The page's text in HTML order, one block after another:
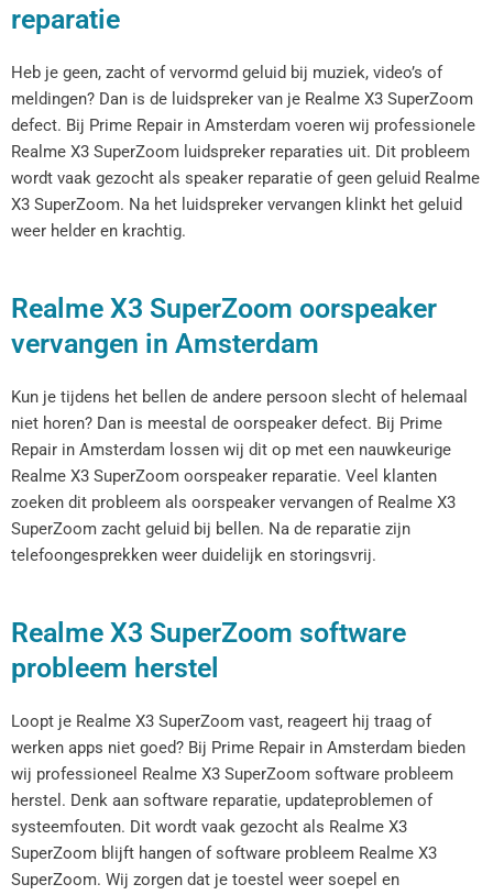
reparatie
Heb je geen, zacht of vervormd geluid bij muziek, video’s of
meldingen? Dan is de luidspreker van je Realme X3 SuperZoom
defect. Bij Prime Repair in Amsterdam voeren wij professionele
Realme X3 SuperZoom luidspreker reparaties uit. Dit probleem
wordt vaak gezocht als speaker reparatie of geen geluid Realme
X3 SuperZoom. Na het luidspreker vervangen klinkt het geluid
weer helder en krachtig.
Realme X3 SuperZoom oorspeaker
vervangen in Amsterdam
Kun je tijdens het bellen de andere persoon slecht of helemaal
niet horen? Dan is meestal de oorspeaker defect. Bij Prime
Repair in Amsterdam lossen wij dit op met een nauwkeurige
Realme X3 SuperZoom oorspeaker reparatie. Veel klanten
zoeken dit probleem als oorspeaker vervangen of Realme X3
SuperZoom zacht geluid bij bellen. Na de reparatie zijn
telefoongesprekken weer duidelijk en storingsvrij.
Realme X3 SuperZoom software
probleem herstel
Loopt je Realme X3 SuperZoom vast, reageert hij traag of
werken apps niet goed? Bij Prime Repair in Amsterdam bieden
wij professioneel Realme X3 SuperZoom software probleem
herstel. Denk aan software reparatie, updateproblemen of
systeemfouten. Dit wordt vaak gezocht als Realme X3
SuperZoom blijft hangen of software probleem Realme X3
SuperZoom. Wij zorgen dat je toestel weer soepel en